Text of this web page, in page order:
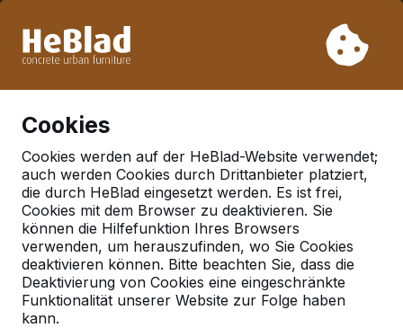
Woche 33 nicht. Bitte berücksichtigen Sie daher längere
Cookies
Cookies werden auf der HeBlad-Website verwendet;
auch werden Cookies durch Drittanbieter platziert,
die durch HeBlad eingesetzt werden. Es ist frei,
Cookies mit dem Browser zu deaktivieren. Sie
können die Hilfefunktion Ihres Browsers
verwenden, um herauszufinden, wo Sie Cookies
deaktivieren können. Bitte beachten Sie, dass die
Deaktivierung von Cookies eine eingeschränkte
Funktionalität unserer Website zur Folge haben
kann.
Zubehör